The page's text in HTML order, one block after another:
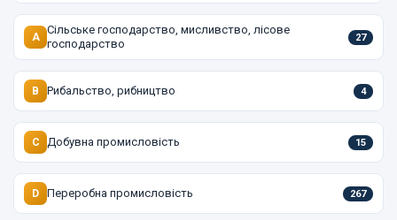
A
Сільське господарство, мисливство, лісове
господарство
27
B Рибальство, рибництво 4
C Добувна промисловість 15
D Переробна промисловість 267